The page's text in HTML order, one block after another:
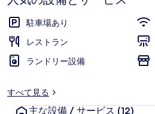
リ
ー
お
客
に
好
件
駐車場あり
レストラン
ランドリー設備
すべて見る
主な設備 / サービス (12)